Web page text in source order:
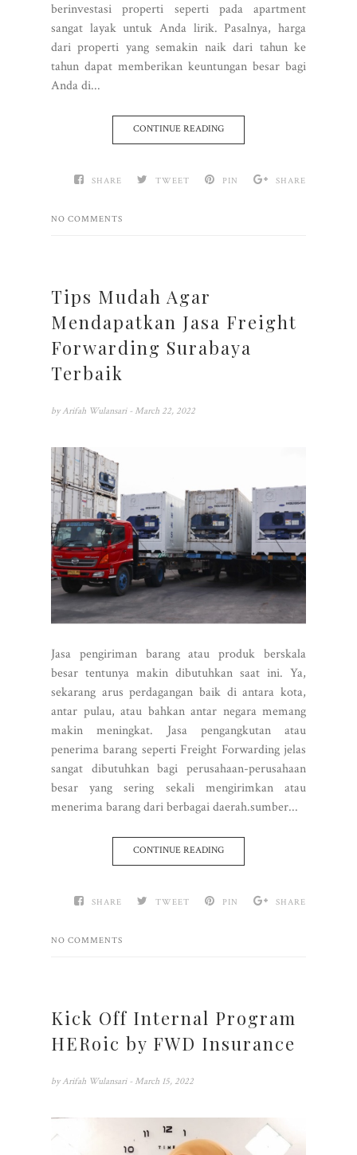
berinvestasi properti seperti pada apartment
sangat layak untuk Anda lirik. Pasalnya, harga
dari properti yang semakin naik dari tahun ke
tahun dapat memberikan keuntungan besar bagi
Anda di...
CONTINUE READING
SHARE TWEET PIN SHARE
NO COMMENTS
Tips Mudah Agar
Mendapatkan Jasa Freight
Forwarding Surabaya
Terbaik
by Arifah Wulansari - March 22, 2022
Jasa pengiriman barang atau produk berskala
besar tentunya makin dibutuhkan saat ini. Ya,
sekarang arus perdagangan baik di antara kota,
antar pulau, atau bahkan antar negara memang
makin meningkat. Jasa pengangkutan atau
penerima barang seperti Freight Forwarding jelas
sangat dibutuhkan bagi perusahaan-perusahaan
besar yang sering sekali mengirimkan atau
menerima barang dari berbagai daerah.sumber...
CONTINUE READING
SHARE TWEET PIN SHARE
NO COMMENTS
Kick Off Internal Program
HERoic by FWD Insurance
by Arifah Wulansari - March 15, 2022